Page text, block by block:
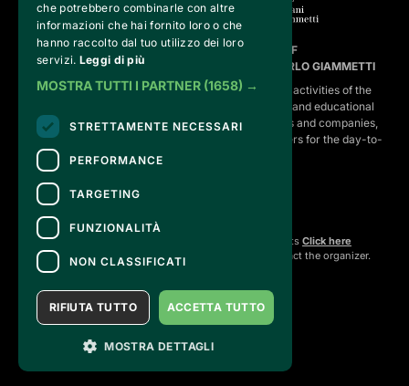
FVG SERVICES SRL ON BEHALF OF
FONDAZIONE VALENTINO GARAVANI E GIANCARLO GIAMMETTI
is the operational entity that implements the core activities of the
Fondazione, developing strategies for the cultural and educational
program, establishing partnerships with institutions and companies,
and hiring the relevant staff, consultants and suppliers for the day-to-
day running of the activities.
For information and support in purchasing tickets Click here
For information on the program and the event, contact the organizer.
che potrebbero combinarle con altre
informazioni che hai fornito loro o che
hanno raccolto dal tuo utilizzo dei loro
servizi. Leggi di più
MOSTRA TUTTI I PARTNER (1658) →
STRETTAMENTE NECESSARI
PERFORMANCE
TARGETING
FUNZIONALITÀ
NON CLASSIFICATI
ACCETTA TUTTO
RIFIUTA TUTTO
MOSTRA DETTAGLI